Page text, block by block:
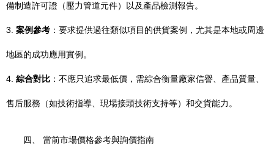
備制造許可證（壓力管道元件）以及產品檢測報告。
3. 案例參考 ：要求提供過往類似項目的供貨案例，尤其是本地或周邊
地區的成功應用實例。
4. 綜合對比 ：不應只追求最低價，需綜合衡量廠家信譽、產品質量、
售后服務（如技術指導、現場接頭技術支持等）和交貨能力。
四、 當前市場價格參考與詢價指南